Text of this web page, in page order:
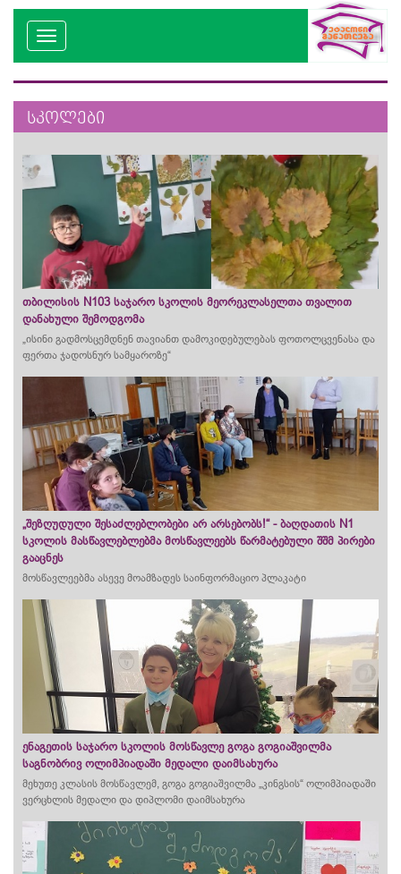
სკოლები
თბილისის N103 საჯარო სკოლის მეორეკლასელთა თვალით
დანახული შემოდგომა
„ისინი გადმოსცემდნენ თავიანთ დამოკიდებულებას ფოთოლცვენასა და
ფერთა ჯადოსნურ სამყაროზე“
„შეზღუდული შესაძლებლობები არ არსებობს!“ - ბაღდათის N1
სკოლის მასწავლებლებმა მოსწავლეებს წარმატებული შშმ პირები
გააცნეს
მოსწავლეებმა ასევე მოამზადეს საინფორმაციო პლაკატი
ენაგეთის საჯარო სკოლის მოსწავლე გოგა გოგიაშვილმა
საგნობრივ ოლიმპიადაში მედალი დაიმსახურა
მეხუთე კლასის მოსწავლემ, გოგა გოგიაშვილმა „კინგსის“ ოლიმპიადაში
ვერცხლის მედალი და დიპლომი დაიმსახურა